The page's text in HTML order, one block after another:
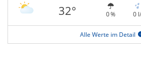
32° 0 % 0
Alle Werte im Detail